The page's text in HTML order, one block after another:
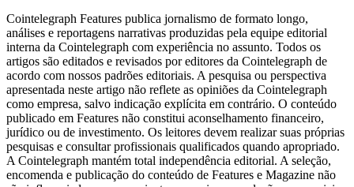
Cointelegraph Features publica jornalismo de formato longo,
análises e reportagens narrativas produzidas pela equipe editorial
interna da Cointelegraph com experiência no assunto. Todos os
artigos são editados e revisados por editores da Cointelegraph de
acordo com nossos padrões editoriais. A pesquisa ou perspectiva
apresentada neste artigo não reflete as opiniões da Cointelegraph
como empresa, salvo indicação explícita em contrário. O conteúdo
publicado em Features não constitui aconselhamento financeiro,
jurídico ou de investimento. Os leitores devem realizar suas próprias
pesquisas e consultar profissionais qualificados quando apropriado.
A Cointelegraph mantém total independência editorial. A seleção,
encomenda e publicação do conteúdo de Features e Magazine não